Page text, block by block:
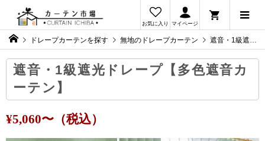
お気に入り マイページ
ドレープカーテンを探す 無地のドレープカーテン 遮音・1級遮光ドレープ【多色遮音カーテン】
遮音・1級遮光ドレープ【多色遮音カ
ーテン】
¥5,060〜（税込）